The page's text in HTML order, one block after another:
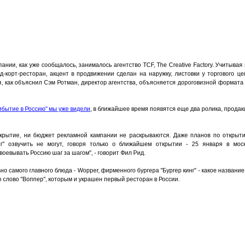
как уже сообщалось, занималось агентство TCF, The Creative Factory.
корт-ресторан, акцент в продвижении сделан на наружку, листовки у торгового
как объяснил Сэм Ротман, директор агентства, объясняется дороговизной формата
в Россию" мы уже видели, в ближайшее время появятся еще два ролика,
ни бюджет рекламной кампании не раскрываются. Даже планов по
озвучить не могут, говоря только о ближайшем открытии - 25 января в
Россию шаг за шагом", - говорит Фил Рид.
самого главного блюда - Wopper, фирменного бургера "Бургер кинг" - какое
слово "Воппер", которым и украшен первый ресторан в России.